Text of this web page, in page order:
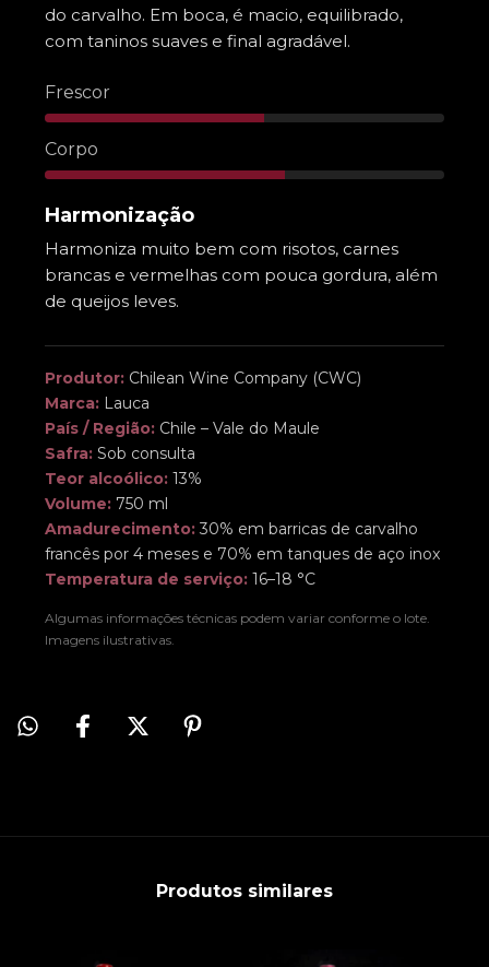
do carvalho. Em boca, é macio, equilibrado,
com taninos suaves e final agradável.
Frescor
Corpo
Harmonização
Harmoniza muito bem com risotos, carnes
brancas e vermelhas com pouca gordura, além
de queijos leves.
Produtor: Chilean Wine Company (CWC)
Marca: Lauca
País / Região: Chile – Vale do Maule
Safra: Sob consulta
Teor alcoólico: 13%
Volume: 750 ml
Amadurecimento: 30% em barricas de carvalho
francês por 4 meses e 70% em tanques de aço inox
Temperatura de serviço: 16–18 °C
Algumas informações técnicas podem variar conforme o lote.
Imagens ilustrativas.
Produtos similares